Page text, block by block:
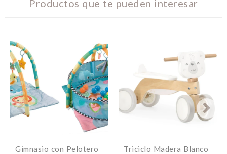
Productos que te pueden interesar
Gimnasio con Pelotero
Triciclo Madera Blanco